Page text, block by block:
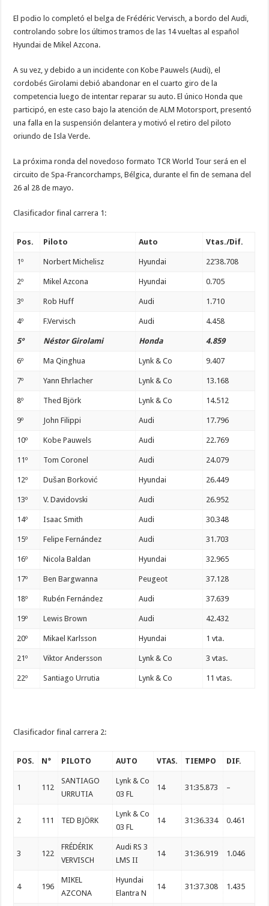
El podio lo completó el belga de Frédéric Vervisch, a bordo del Audi,
controlando sobre los últimos tramos de las 14 vueltas al español
Hyundai de Mikel Azcona.
A su vez, y debido a un incidente con Kobe Pauwels (Audi), el
cordobés Girolami debió abandonar en el cuarto giro de la
competencia luego de intentar reparar su auto. El único Honda que
participó, en este caso bajo la atención de ALM Motorsport, presentó
una falla en la suspensión delantera y motivó el retiro del piloto
oriundo de Isla Verde.
La próxima ronda del novedoso formato TCR World Tour será en el
circuito de Spa-Francorchamps, Bélgica, durante el fin de semana del
26 al 28 de mayo.
Clasificador final carrera 1:
Pos. Piloto Auto Vtas./Dif.
1º Norbert Michelisz Hyundai 22’38.708
2º Mikel Azcona Hyundai 0.705
3º Rob Huff Audi 1.710
4º F.Vervisch Audi 4.458
5º Néstor Girolami Honda 4.859
6º Ma Qinghua Lynk & Co 9.407
7º Yann Ehrlacher Lynk & Co 13.168
8º Thed Björk Lynk & Co 14.512
9º John Filippi Audi 17.796
10º Kobe Pauwels Audi 22.769
11º Tom Coronel Audi 24.079
12º Dušan Borković Hyundai 26.449
13º V. Davidovski Audi 26.952
14º Isaac Smith Audi 30.348
15º Felipe Fernández Audi 31.703
16º Nicola Baldan Hyundai 32.965
17º Ben Bargwanna Peugeot 37.128
18º Rubén Fernández Audi 37.639
19º Lewis Brown Audi 42.432
20º Mikael Karlsson Hyundai 1 vta.
21º Viktor Andersson Lynk & Co 3 vtas.
22º Santiago Urrutia Lynk & Co 11 vtas.
Clasificador final carrera 2:
POS. N° PILOTO AUTO VTAS. TIEMPO DIF.
1 112
SANTIAGO
URRUTIA
Lynk & Co
03 FL
14 31:35.873 –
2 111 TED BJÖRK
Lynk & Co
03 FL
14 31:36.334 0.461
3 122
FRÉDÉRIK
VERVISCH
Audi RS 3
LMS II
14 31:36.919 1.046
4 196
MIKEL
AZCONA
Hyundai
Elantra N
14 31:37.308 1.435